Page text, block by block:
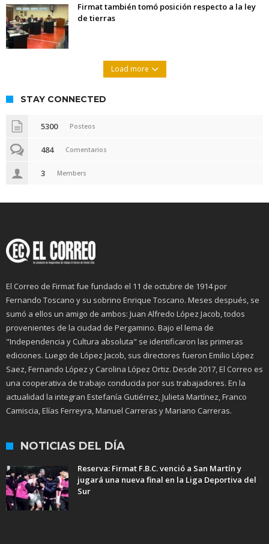
Firmat también tomó posición respecto a la ley
de tierras
Load more
STAY CONNECTED
5300 Posteos
484 Comentarios
3 Members
El Correo de Firmat fue fundado el 11 de octubre de 1914 por
Fernando Toscano y su sobrino Enrique Toscano. Meses después, se
sumó a ellos un amigo de ambos: Juan Alfredo López Jacob, todos
provenientes de la ciudad de Pergamino. Bajo el lema de
"Independencia y Cultura absoluta" se identificaron las primeras
ediciones. Luego de López Jacob, sus directores fueron Emilio López
Saez, Fernando López y Carolina López Ortiz. Desde 2017, El Correo es
una cooperativa de trabajo conducida por sus trabajadores. En la
actualidad la integran Estefanía Gutiérrez, Julieta Martínez, Franco
Camiscia, Elías Ferreyra, Manuel Carreras y Mariano Carreras.
NOTICIAS DEL DÍA
Reserva: Firmat F.B.C. venció a San Martín y
jugará una nueva final en la Liga Deportiva del
Sur